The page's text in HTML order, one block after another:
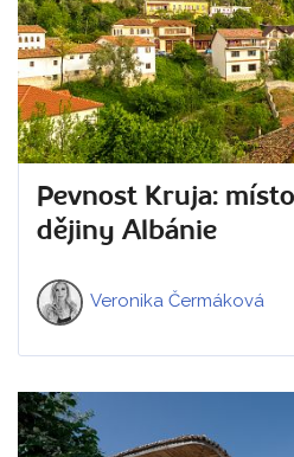
Pevnost Kruja:
dějiny Albánie
Veronika Čermáková